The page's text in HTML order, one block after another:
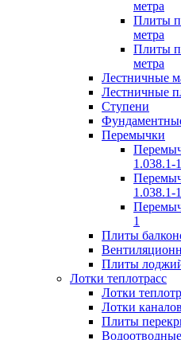
метра
Плиты
метра
Плиты
метра
Лестничные
Лестничные
Ступени
Перемычки
1.038.1-1
1.038.1-1
1
Плиты
Плиты
Лотки теплотрасс
Лотки
Лотки
Плиты